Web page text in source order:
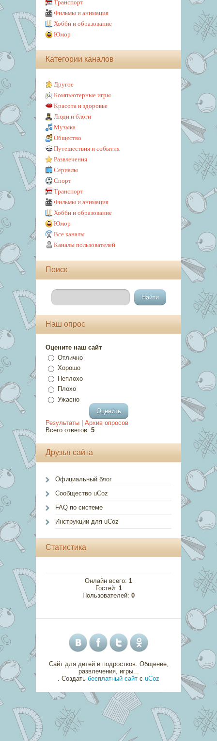
Транспорт
Фильмы и анимация
Хобби и образование
Юмор
Категории каналов
Другое
Компьютерные игры
Красота и здоровье
Люди и блоги
Музыка
Общество
Путешествия и события
Развлечения
Сериалы
Спорт
Транспорт
Фильмы и анимация
Хобби и образование
Юмор
Все каналы
Каналы пользователей
Поиск
Наш опрос
Оцените наш сайт
Отлично
Хорошо
Неплохо
Плохо
Ужасно
Результаты
Архив опросов
Всего ответов: 5
Друзья сайта
Официальный блог
Сообщество uCoz
FAQ по системе
Инструкции для uCoz
Статистика
Онлайн всего: 1
Гостей: 1
Пользователей: 0
Сайт для детей и подростков. Общение,
развлечения, игры...
. Создать бесплатный сайт с uCoz